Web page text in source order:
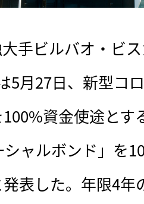
手ビルバオ・ビ
5月27日、新型コ
資金使途とす
シャルボンド」を
表した。年限4